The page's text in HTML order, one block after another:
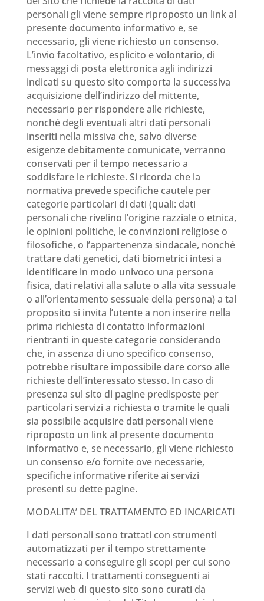
personali gli viene sempre riproposto un link al
presente documento informativo e, se
necessario, gli viene richiesto un consenso.
L’invio facoltativo, esplicito e volontario, di
messaggi di posta elettronica agli indirizzi
indicati su questo sito comporta la successiva
acquisizione dell’indirizzo del mittente,
necessario per rispondere alle richieste,
nonché degli eventuali altri dati personali
inseriti nella missiva che, salvo diverse
esigenze debitamente comunicate, verranno
conservati per il tempo necessario a
soddisfare le richieste. Si ricorda che la
normativa prevede specifiche cautele per
categorie particolari di dati (quali: dati
personali che rivelino l’origine razziale o etnica,
le opinioni politiche, le convinzioni religiose o
filosofiche, o l’appartenenza sindacale, nonché
trattare dati genetici, dati biometrici intesi a
identificare in modo univoco una persona
fisica, dati relativi alla salute o alla vita sessuale
o all’orientamento sessuale della persona) a tal
proposito si invita l’utente a non inserire nella
prima richiesta di contatto informazioni
rientranti in queste categorie considerando
che, in assenza di uno specifico consenso,
potrebbe risultare impossibile dare corso alle
richieste dell’interessato stesso. In caso di
presenza sul sito di pagine predisposte per
particolari servizi a richiesta o tramite le quali
sia possibile acquisire dati personali viene
riproposto un link al presente documento
informativo e, se necessario, gli viene richiesto
un consenso e/o fornite ove necessarie,
specifiche informative riferite ai servizi
presenti su dette pagine.
MODALITA’ DEL TRATTAMENTO ED INCARICATI
I dati personali sono trattati con strumenti
automatizzati per il tempo strettamente
necessario a conseguire gli scopi per cui sono
stati raccolti. I trattamenti conseguenti ai
servizi web di questo sito sono curati da